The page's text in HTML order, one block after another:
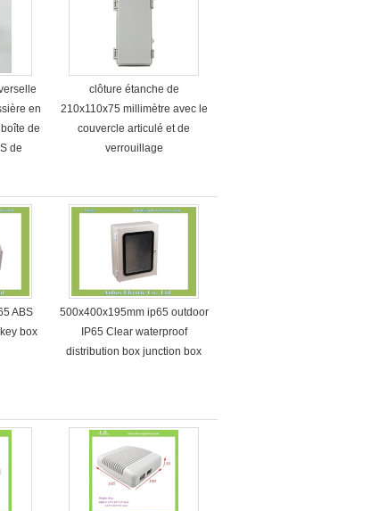
en
de
de
clôture étanche de
210x110x75 millimètre avec le
couvercle articulé et de
verrouillage
ABS
box
500x400x195mm ip65 outdoor
IP65 Clear waterproof
distribution box junction box